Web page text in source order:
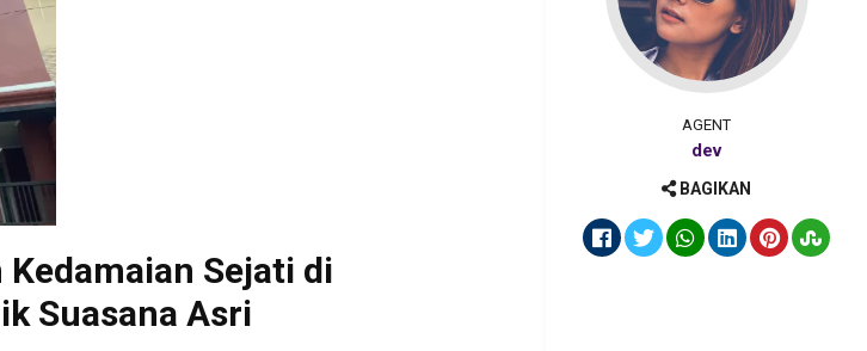
Sejati di
Suasana Asri
AGENT
dev
BAGIKAN
Mojokerto
Villa Heiwa
Trawas
Good
Mojokerto
Saat
Di Villa
Mojokerto
Kolam
Pribadi
Pacet Mojokerto